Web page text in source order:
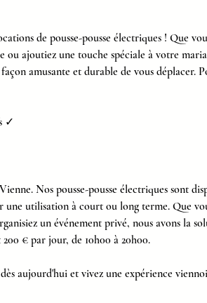
de pousse-pousse électriques ! Que
ajoutiez une touche spéciale à votre
amusante et durable de vous déplacer.
✓
Nos pousse-pousse électriques sont
une utilisation à court ou long terme. Que
un événement privé, nous avons la
€ par jour, de 10h00 à 20h00.
aujourd'hui et vivez une expérience